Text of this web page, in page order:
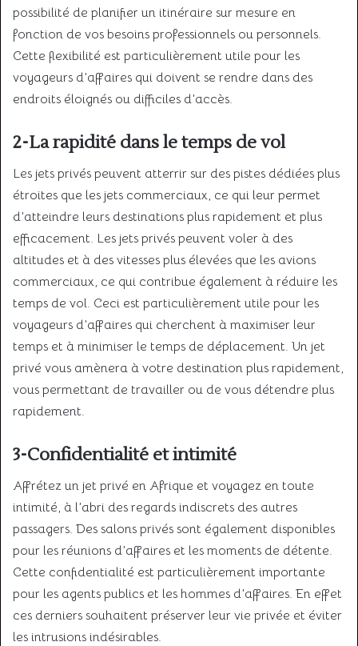
possibilité de planifier un itinéraire sur mesure en
fonction de vos besoins professionnels ou personnels.
Cette flexibilité est particulièrement utile pour les
voyageurs d’affaires qui doivent se rendre dans des
endroits éloignés ou difficiles d’accès.
2-La rapidité dans le temps de vol
Les jets privés peuvent atterrir sur des pistes dédiées plus
étroites que les jets commerciaux, ce qui leur permet
d’atteindre leurs destinations plus rapidement et plus
efficacement. Les jets privés peuvent voler à des
altitudes et à des vitesses plus élevées que les avions
commerciaux, ce qui contribue également à réduire les
temps de vol. Ceci est particulièrement utile pour les
voyageurs d’affaires qui cherchent à maximiser leur
temps et à minimiser le temps de déplacement. Un jet
privé vous amènera à votre destination plus rapidement,
vous permettant de travailler ou de vous détendre plus
rapidement.
3-Confidentialité et intimité
Affrétez un jet privé en Afrique et voyagez en toute
intimité, à l’abri des regards indiscrets des autres
passagers. Des salons privés sont également disponibles
pour les réunions d’affaires et les moments de détente.
Cette confidentialité est particulièrement importante
pour les agents publics et les hommes d’affaires. En effet
ces derniers souhaitent préserver leur vie privée et éviter
les intrusions indésirables.